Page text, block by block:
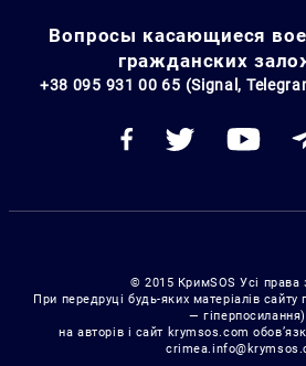
Вопросы касающиеся
гражданских
+38 095 931 00 65 (Signal,
© 2015 КримSOS Усі права
При передруці будь-яких матеріалів сайту
— гіперпосилання)
на авторів і сайт krymsos.com